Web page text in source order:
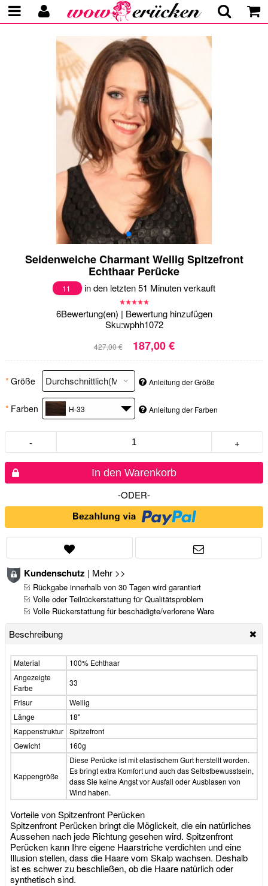
Seidenweiche Charmant Wellig Spitzefront
Echthaar Perücke
11 in den letzten 51 Minuten verkauft
6Bewertung(en) | Bewertung hinzufügen
Sku:wphh1072
427,00 € 187,00 €
* Größe Anleitung der Größe
* Farben H-33 Anleitung der Farben
- +
In den Warenkorb
-ODER-
Kundenschutz | Mehr >>
Rückgabe innerhalb von 30 Tagen wird garantiert
Volle oder Teilrückerstattung für Qualitätsproblem
Volle Rückerstattung für beschädigte/verlorene Ware
Beschreibung
Material
100% Echthaar
Angezeigte
Farbe
33
Frisur
Wellig
Länge
18"
Kappenstruktur Spitzefront
Gewicht
160g
Kappengröße
Diese Perücke ist mit elastischem Gurt herstellt worden.
Es bringt extra Komfort und auch das Selbstbewusstsein,
dass Sie keine Angst vor Ausfall oder Ausblasen von
Wind haben.
Vorteile von Spitzenfront Perücken
Spitzenfront Perücken bringt die Möglickeit, die ein natürliches
Aussehen nach jede Richtung gesehen wird. Spitzenfront
Perücken kann Ihre eigene Haarstriche verdichten und eine
Illusion stellen, dass die Haare vom Skalp wachsen. Deshalb
ist es schwer zu beschließen, ob die Haare natürlich oder
synthetisch sind.